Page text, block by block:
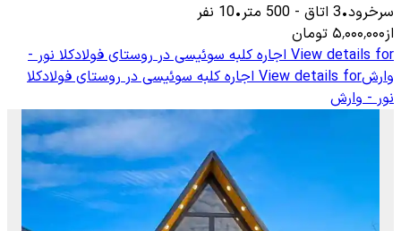
سرخرود•
3 اتاق -
500 متر•
10 نفر
از۵٬۰۰۰٬۰۰۰ تومان
View details for اجاره کلبه سوئیسی در روستای فولادکلا نور -
وارشView details for اجاره کلبه سوئیسی در روستای فولادکلا
نور - وارش